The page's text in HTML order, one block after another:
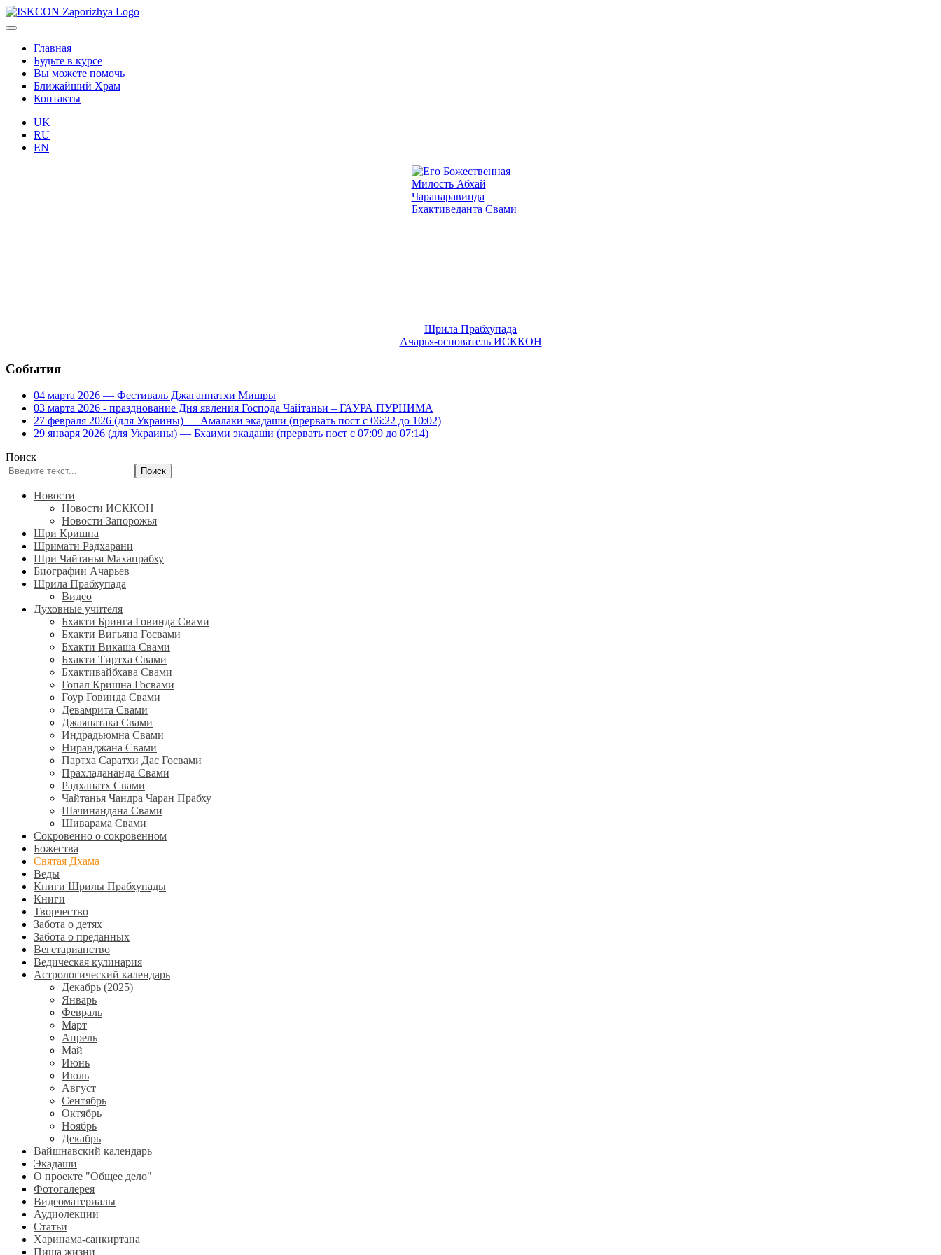
Главная
Будьте в курсе
Вы можете помочь
Ближайший Храм
Контакты
UK
RU
EN
Шрила Прабхупада
Ачарья-основатель ИСККОН
События
04 марта 2026 — Фестиваль Джаганнатхи Мишры
03 марта 2026 - празднование Дня явления Господа Чайтаньи – ГАУРА ПУРНИМА
27 февраля 2026 (для Украины) — Амалаки экадаши (прервать пост с 06:22 до 10:02)
29 января 2026 (для Украины) — Бхаими экадаши (прервать пост с 07:09 до 07:14)
Поиск
Поиск
Новости
Новости ИСККОН
Новости Запорожья
Шри Кришна
Шримати Радхарани
Шри Чайтанья Махапрабху
Биографии Ачарьев
Шрила Прабхупада
Видео
Духовные учителя
Бхакти Бринга Говинда Свами
Бхакти Вигьяна Госвами
Бхакти Викаша Свами
Бхакти Тиртха Свами
Бхактивайбхава Свами
Гопал Кришна Госвами
Гоур Говинда Свами
Девамрита Свами
Джаяпатака Свами
Индрадьюмна Свами
Ниранджана Свами
Партха Саратхи Дас Госвами
Прахладананда Свами
Радханатх Свами
Чайтанья Чандра Чаран Прабху
Шачинандана Свами
Шиварама Свами
Сокровенно о сокровенном
Божества
Святая Дхама
Веды
Книги Шрилы Прабхупады
Книги
Творчество
Забота о детях
Забота о преданных
Вегетарианство
Ведическая кулинария
Астрологический календарь
Декабрь (2025)
Январь
Февраль
Март
Апрель
Май
Июнь
Июль
Август
Сентябрь
Октябрь
Ноябрь
Декабрь
Вайшнавский календарь
Экадаши
О проекте "Общее дело"
Фотогалерея
Видеоматериалы
Аудиолекции
Статьи
Харинама-санкиртана
Пища жизни